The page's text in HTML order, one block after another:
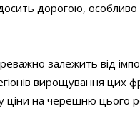
дорогою, особливо
залежить від
вирощування цих
ціни на черешню цього